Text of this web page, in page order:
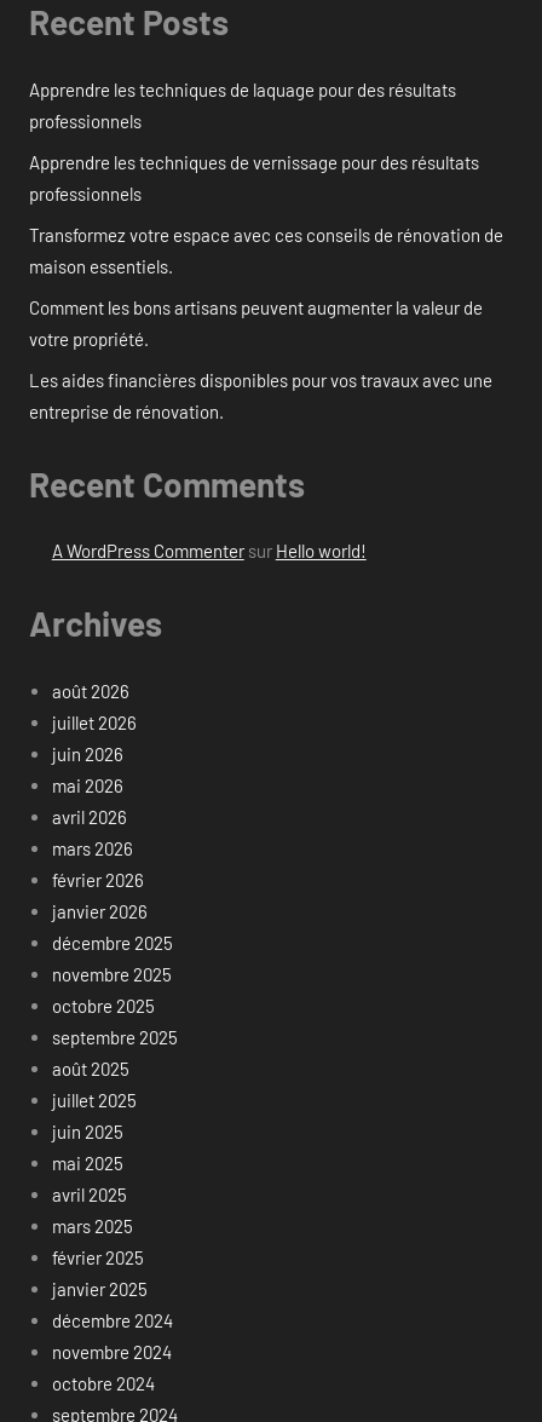
Recent Posts
Apprendre les techniques de laquage pour des résultats
professionnels
Apprendre les techniques de vernissage pour des résultats
professionnels
Transformez votre espace avec ces conseils de rénovation de
maison essentiels.
Comment les bons artisans peuvent augmenter la valeur de
votre propriété.
Les aides financières disponibles pour vos travaux avec une
entreprise de rénovation.
Recent Comments
A WordPress Commentersur Hello world!
Archives
août 2026
juillet 2026
juin 2026
mai 2026
avril 2026
mars 2026
février 2026
janvier 2026
décembre 2025
novembre 2025
octobre 2025
septembre 2025
août 2025
juillet 2025
juin 2025
mai 2025
avril 2025
mars 2025
février 2025
janvier 2025
décembre 2024
novembre 2024
octobre 2024
septembre 2024